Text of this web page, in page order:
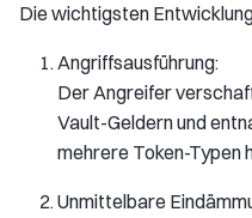
Die wichtigsten
Angriffsausführung:
Der Angreifer
Vault-Geldern und
mehrere Token-Typen
Unmittelbare